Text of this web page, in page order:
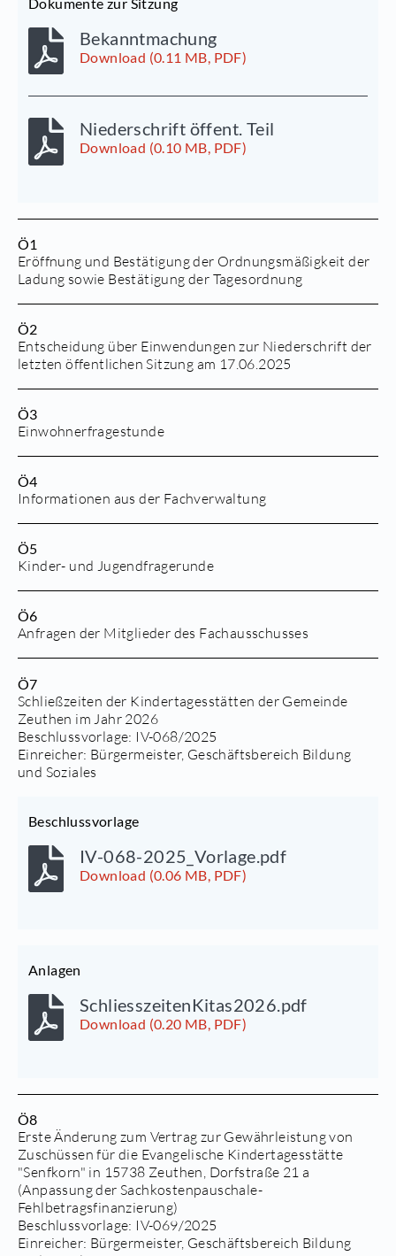
Bekanntmachung
Download (0.11 MB, PDF)
Niederschrift öffent. Teil
Download (0.10 MB, PDF)
Ö1
Eröffnung und Bestätigung der Ordnungsmäßigkeit der
Ladung sowie Bestätigung der Tagesordnung
Ö2
Entscheidung über Einwendungen zur Niederschrift der
letzten öffentlichen Sitzung am 17.06.2025
Ö3
Einwohnerfragestunde
Ö4
Informationen aus der Fachverwaltung
Ö5
Kinder- und Jugendfragerunde
Ö6
Anfragen der Mitglieder des Fachausschusses
Ö7
Schließzeiten der Kindertagesstätten der Gemeinde
Zeuthen im Jahr 2026
Beschlussvorlage: IV-068/2025
Einreicher: Bürgermeister, Geschäftsbereich Bildung
und Soziales
Beschlussvorlage
IV-068-2025_Vorlage.pdf
Download (0.06 MB, PDF)
Anlagen
SchliesszeitenKitas2026.pdf
Download (0.20 MB, PDF)
Ö8
Erste Änderung zum Vertrag zur Gewährleistung von
Zuschüssen für die Evangelische Kindertagesstätte
"Senfkorn" in 15738 Zeuthen, Dorfstraße 21 a
(Anpassung der Sachkostenpauschale-
Fehlbetragsfinanzierung)
Beschlussvorlage: IV-069/2025
Einreicher: Bürgermeister, Geschäftsbereich Bildung